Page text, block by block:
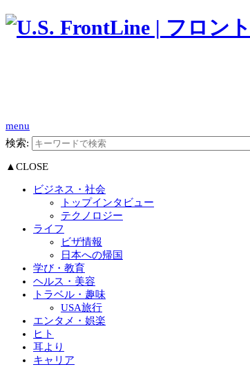
menu
検索:
▲CLOSE
ビジネス・社会
トップインタビュー
テクノロジー
ライフ
ビザ情報
日本への帰国
学び・教育
ヘルス・美容
トラベル・趣味
USA旅行
エンタメ・娯楽
ヒト
耳より
キャリア